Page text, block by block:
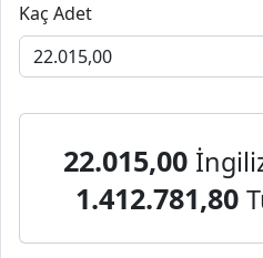
Kaç Adet
22.015,00
1.412.781,80